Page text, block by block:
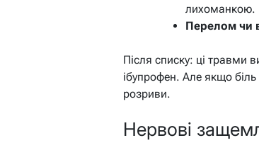
лихоманкою.
Перелом чи
Після списку: ці травми
ібупрофен. Але якщо
розриви.
Нервові